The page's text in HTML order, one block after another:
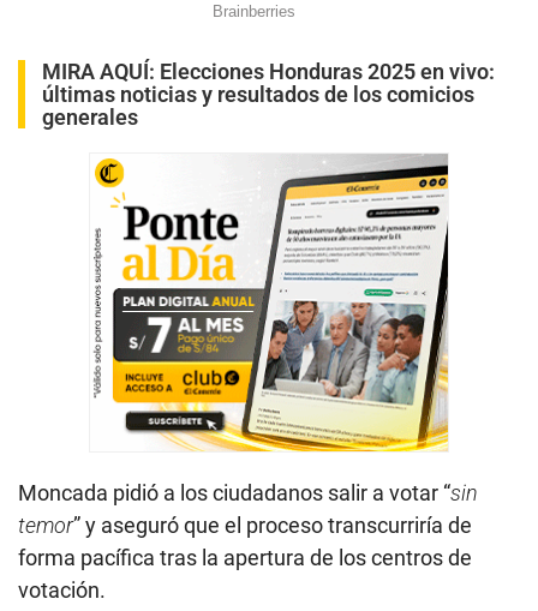
MIRA AQUÍ: Elecciones Honduras 2025 en vivo:
últimas noticias y resultados de los comicios
generales
Moncada pidió a los ciudadanos salir a votar “sin
temor” y aseguró que el proceso transcurriría de
forma pacífica tras la apertura de los centros de
votación.